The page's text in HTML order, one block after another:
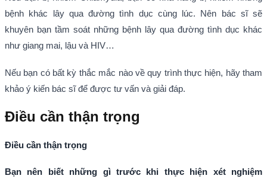
bệnh khác lây qua đường tình dục cùng lúc. Nên bác sĩ sẽ
khuyên bạn tầm soát những bệnh lây qua đường tình dục khác
như giang mai, lậu và HIV…
Nếu bạn có bất kỳ thắc mắc nào về quy trình thực hiện, hãy tham
khảo ý kiến bác sĩ để được tư vấn và giải đáp.
Điều cần thận trọng
Điều cần thận trọng
Bạn nên biết những gì trước khi thực hiện xét nghiệm